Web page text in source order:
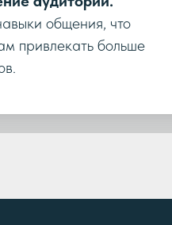
общения, что
привлекать больше